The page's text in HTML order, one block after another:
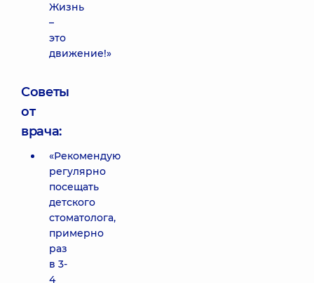
Жизнь
–
это
движение!»
Советы
от
врача:
«Рекомендую
регулярно
посещать
детского
стоматолога,
примерно
раз
в 3-
4